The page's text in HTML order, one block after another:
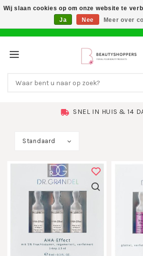
SNEL IN HUIS & 14 DAGEN
Standaard
Wij slaan cookies op om onze website te
Ja
Nee Meer over